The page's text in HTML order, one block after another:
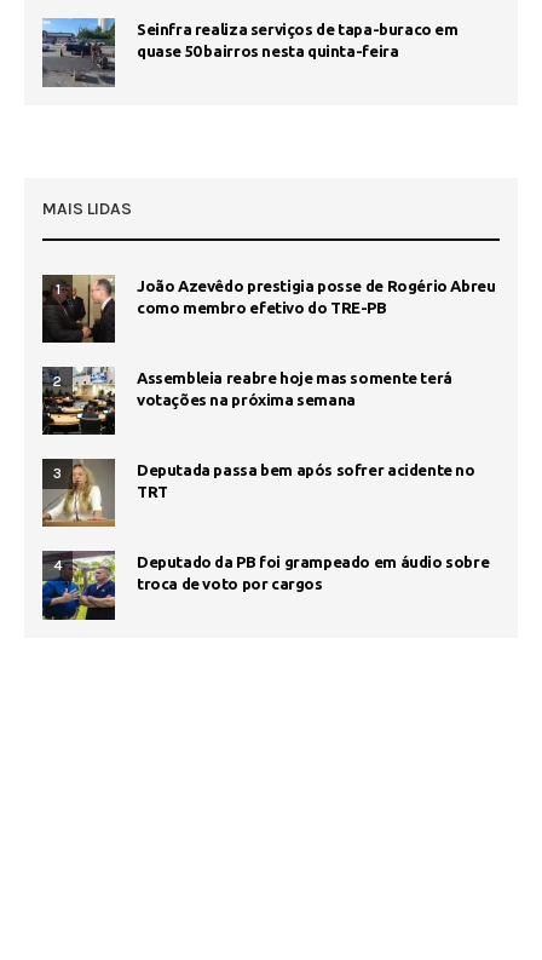
Seinfra realiza serviços de tapa-buraco em
quase 50 bairros nesta quinta-feira
MAIS LIDAS
1
João Azevêdo prestigia posse de Rogério Abreu
como membro efetivo do TRE-PB
2
Assembleia reabre hoje mas somente terá
votações na próxima semana
3
Deputada passa bem após sofrer acidente no
TRT
4
Deputado da PB foi grampeado em áudio sobre
troca de voto por cargos